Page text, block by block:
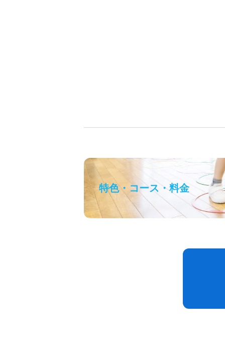
特色・コース・料金